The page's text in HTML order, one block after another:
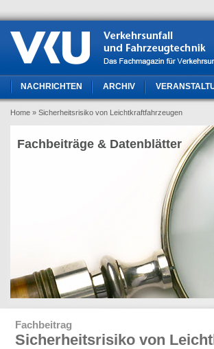
NACHRICHTEN ARCHIV
Home » Sicherheitsrisiko von Leichtkraftfahrzeugen
Fachbeiträge & Datenblätter
Fachbeitrag
Sicherheitsrisiko von